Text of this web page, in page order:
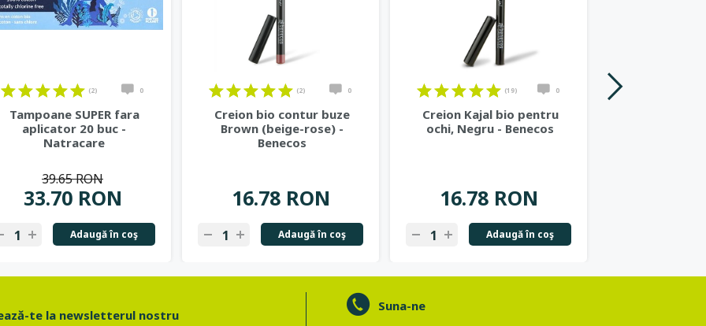
(2) 0
Tampoane SUPER fara
aplicator 20 buc -
Natracare
33.70 RON
39.65 RON
Adaugă în coş
(2) 0
Creion bio contur buze
Brown (beige-rose) -
Benecos
16.78 RON
Adaugă în coş
(19) 0
Creion Kajal bio pentru
ochi, Negru - Benecos
16.78 RON
Adaugă în coş
te la newsletterul nostru
Suna-ne